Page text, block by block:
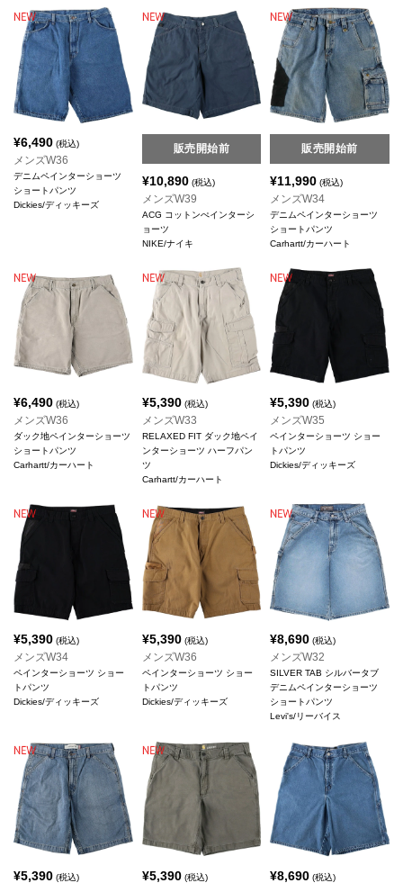
¥6,490 (税込)
メンズW36
デニムペインターショーツ
ショートパンツ
Dickies/ディッキーズ
販売開始前
¥10,890(税込)
メンズW39
ACG コットンぺインターシ
ョーツ
NIKE/ナイキ
販売開始前
¥11,990 (税込)
メンズW34
デニムペインターショーツ
ショートパンツ
Carhartt/カーハート
¥6,490 (税込)
メンズW36
ダック地ペインターショーツ
ショートパンツ
Carhartt/カーハート
¥5,390(税込)
メンズW33
RELAXED FIT ダック地ペイ
ンターショーツ ハーフパン
ツ
Carhartt/カーハート
¥5,390 (税込)
メンズW35
ペインターショーツ ショー
トパンツ
Dickies/ディッキーズ
¥5,390 (税込)
メンズW34
ペインターショーツ ショー
トパンツ
Dickies/ディッキーズ
¥5,390(税込)
メンズW36
ペインターショーツ ショー
トパンツ
Dickies/ディッキーズ
¥8,690 (税込)
メンズW32
SILVER TAB シルバータブ
デニムペインターショーツ
ショートパンツ
Levi's/リーバイス
¥5,390 (税込) ¥5,390(税込) ¥8,690 (税込)